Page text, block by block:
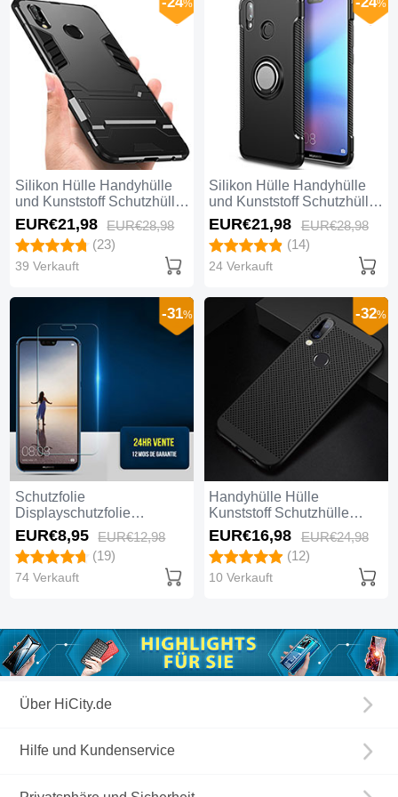
Silikon Hülle Handyhülle
und Kunststoff Schutzhülle
mit Ständer R01 für Huawei
Nova 3e Schwarz
%
EUR€21,98 EUR€28,98
(23)
39 Verkauft
Silikon Hülle Handyhülle
und Kunststoff Schutzhülle
mit Fingerring Ständer für
Huawei Nova 3e Schwarz
%
EUR€21,98 EUR€28,98
(14)
24 Verkauft
Schutzfolie
Displayschutzfolie
Panzerfolie Skins zum
Aufkleben Gehärtetes Glas
Glasfolie für Huawei Nova
3e Klar
-31%
EUR€8,95 EUR€12,98
(19)
74 Verkauft
Handyhülle Hülle
Kunststoff Schutzhülle
Punkte Loch Tasche für
Huawei Nova 3e Schwarz
-32%
EUR€16,98 EUR€24,98
(12)
10 Verkauft
Über HiCity.de
Hilfe und Kundenservice